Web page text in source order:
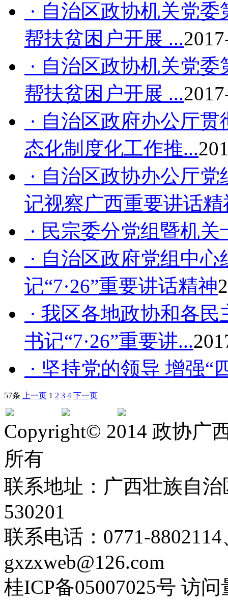
· 自治区政协机关党
帮扶贫困户开展 ...
· 自治区政协机关党
帮扶贫困户开展 ...
· 自治区政府办公厅
态化制度化工作推...
· 自治区政协办公厅
记视察广西重要讲话精
· 民宗委分党组暨机
· 自治区政府党组中
记“7·26”重要讲话精神
· 我区各地政协和各
书记“7·26”重要讲...
· 坚持党的领导 增强“
57条 上一页 1 2 3 4 下一页
Copyright© 2014 政协广
所有
联系地址：广西壮族自
530201
联系电话：0771-
gxzxweb@126.com
桂ICP备05007025号 访问